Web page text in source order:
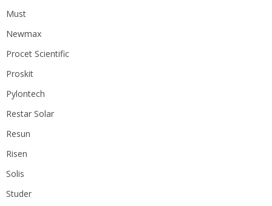
Must
Newmax
Procet Scientific
Proskit
Pylontech
Restar Solar
Resun
Risen
Solis
Studer